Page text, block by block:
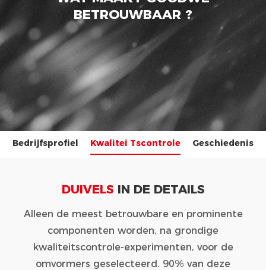
BETROUWBAAR ?
Bedrijfsprofiel Kwalitei Tscontrole Geschiedenis
DUIVELS IN DE DETAILS
Alleen de meest betrouwbare en prominente
componenten worden, na grondige
kwaliteitscontrole-experimenten, voor de
omvormers geselecteerd. 90% van deze